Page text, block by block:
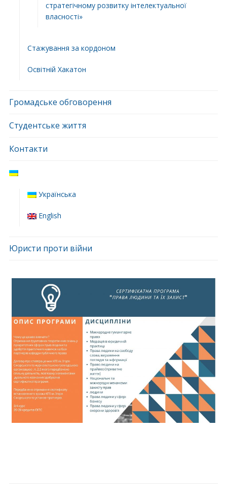
стратегічному розвитку інтелектуальної
власності»
Стажування за кордоном
Освітній Хакатон
Громадське обговорення
Студентське життя
Контакти
Українська
English
Юристи проти війни